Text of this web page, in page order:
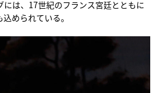
には、17世紀のフランス宮廷とともに
められている。